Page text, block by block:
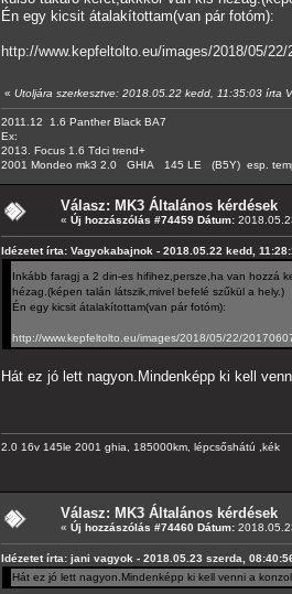
Én egy kicsit átalakítottam(van pár fotóm):
http://www.kepfeltolto.eu/images/2018/05/22/
« Utoljára szerkesztve: 2018.05.22 kedd, 11:35:03 írta
2011.12 1.6 Panther Black BA7
Ex:
2013. Focus 1.6 Tdci trend+
2001 Mondeo mk3 2.0 GHIA 145 LE (B5Y) esp.
Válasz: MK3 Általános kérdések
« Új hozzászólás #74459 Dátum:
Idézetet írta: Vagyokabajnok - 2018.05.22 kedd,
Inkább faragj a 2 din-es hifihez,persze,ha van hozzá
hézag.(képen talán látszik,mivel befelé szűkül a hely.)
Én egy kicsit átalakítottam(van pár fotóm):
http://www.kepfeltolto.eu/images/2018/05/22/
Hát ez jó lett nagyon.Mindenképp ki kell
2.0 16v 145le 2001 ghia, 185000km, lépcsőshátú ,kék
Válasz: MK3 Általános kérdések
« Új hozzászólás #74460 Dátum:
Idézetet írta: jani vagyok - 2018.05.23 szerda,
Hát ez jó lett nagyon.Mindenképp ki kell venni a